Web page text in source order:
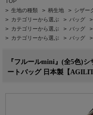
TOP
> 生地の種類 > 柄生地 > シザー
> カテゴリーから選ぶ > バッグ >
> カテゴリーから選ぶ > バッグ >
> カテゴリーから選ぶ > バッグ >
『フルールmini』(全5色)
ートバッグ 日本製【